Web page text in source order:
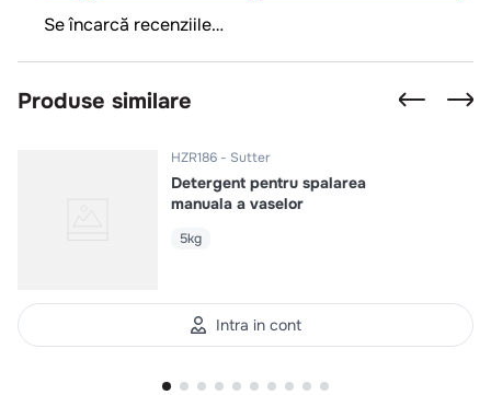
Se încarcă recenziile…
Produse similare
HZR186 Sutter
Detergent pentru spalarea
manuala a vaselor
5kg
Intra in cont